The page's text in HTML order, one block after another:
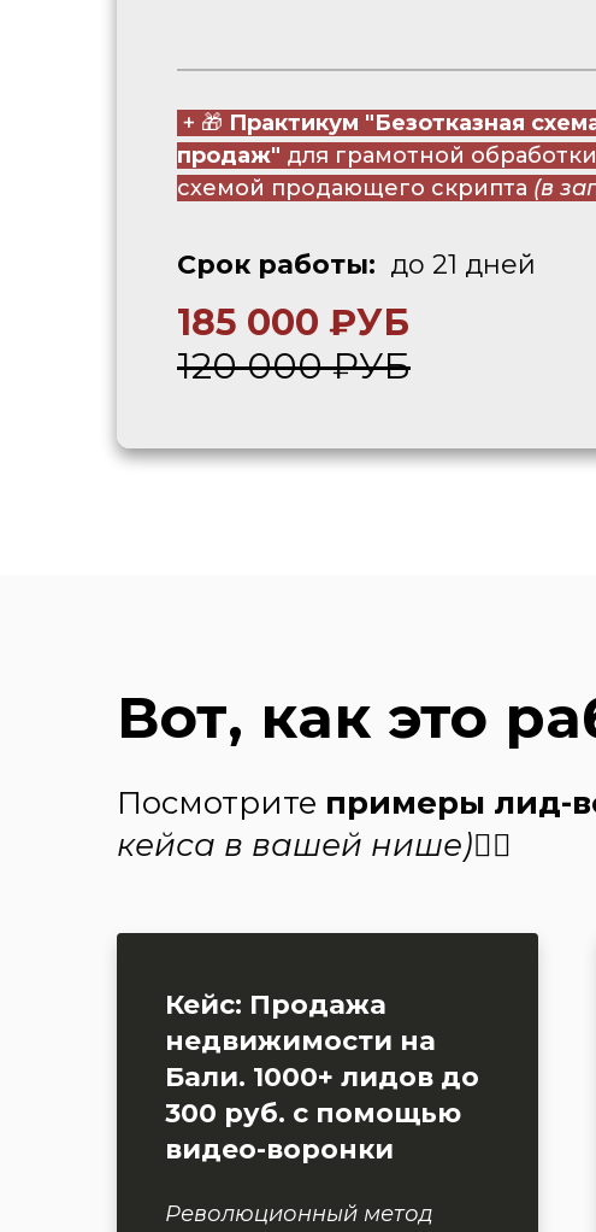
+ 🎁 Практикум "Безотказная
продаж" для грамотной
схемой продающего скрипта (в
Cрок работы: до 21 дней
185 000 ₽УБ
120 000 ₽УБ
Вот, как это
Посмотрите примеры лид-
кейса в вашей нише)👍🏻
Кейс: Продажа
недвижимости на
Бали. 1000+ лидов до
300 руб. с помощью
видео-воронки
Революционный метод